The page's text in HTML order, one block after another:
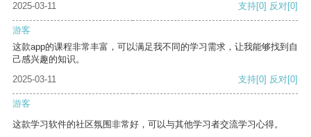
2025-03-11
支持[0] 反对[0]
游客
这款app的课程非常丰富，可以满足我不同的学习需求，让我能够找到自
己感兴趣的知识。
2025-03-11
支持[0] 反对[0]
游客
这款学习软件的社区氛围非常好，可以与其他学习者交流学习心得。